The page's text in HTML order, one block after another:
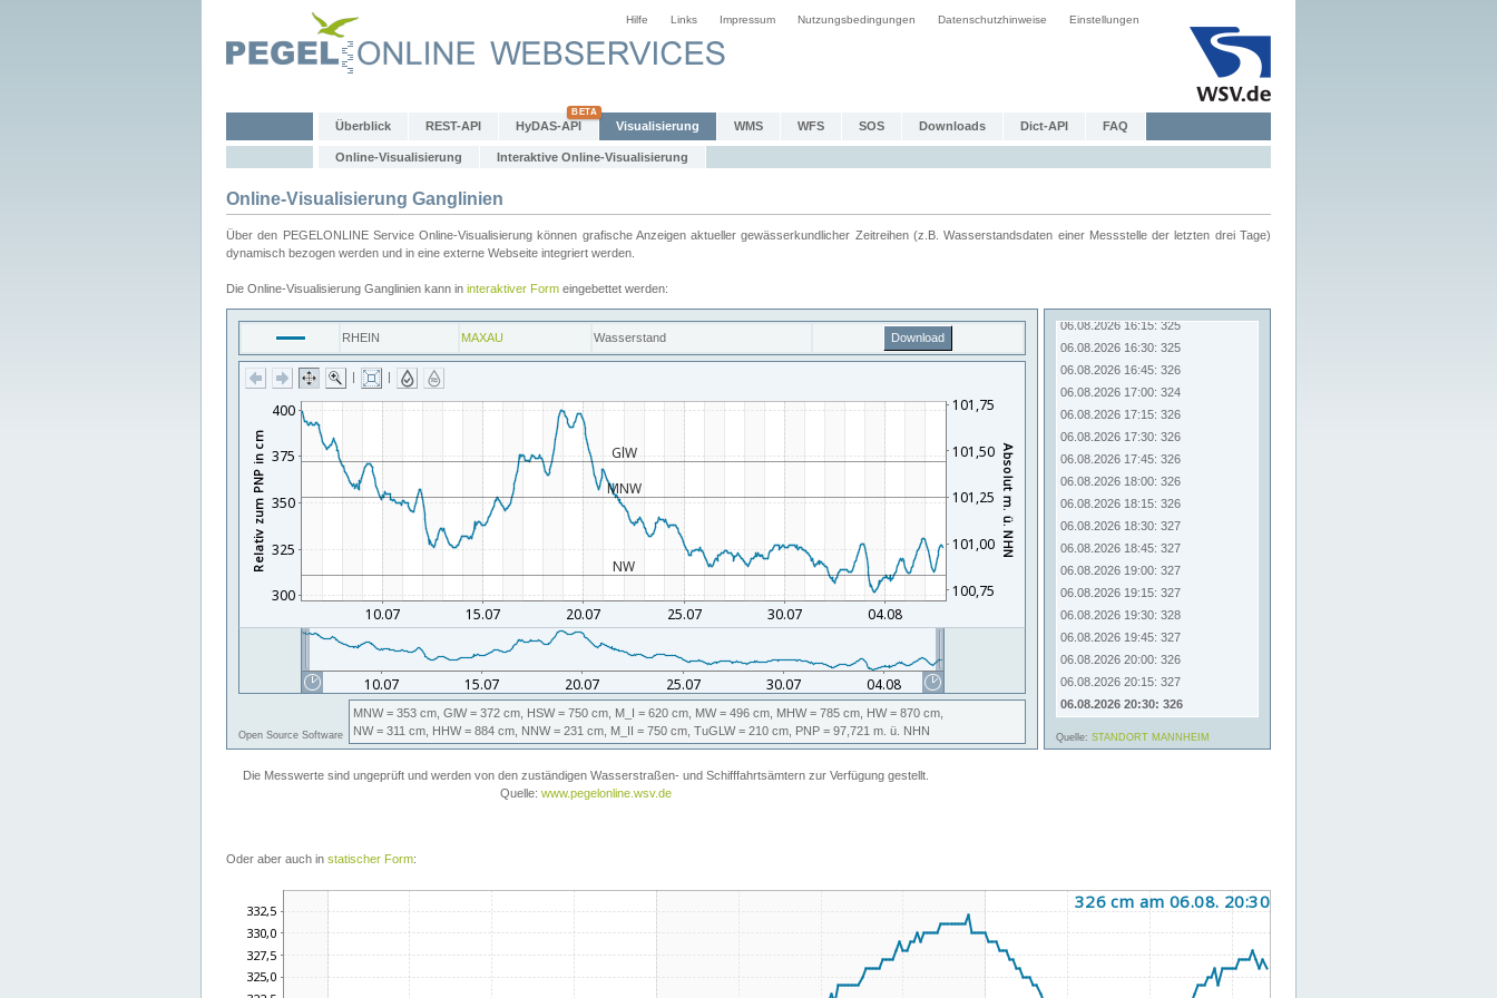
Hilfe Links Impressum Nutzungsbedingungen Datenschutzhinweise Einstellungen
Überblick REST-API HyDAS-API Visualisierung WMS WFS SOS Downloads Dict-API FAQ
Online-Visualisierung Interaktive Online-Visualisierung
Online-Visualisierung Ganglinien
Über den PEGELONLINE Service Online-Visualisierung können grafische Anzeigen aktueller gewässerkundlicher Zeitreihen (z.B. Wasserstandsdaten einer Messstelle der letzten drei Tage)
dynamisch bezogen werden und in eine externe Webseite integriert werden.
Die Online-Visualisierung Ganglinien kann in interaktiver Form eingebettet werden:
Oder aber auch in statischer Form: